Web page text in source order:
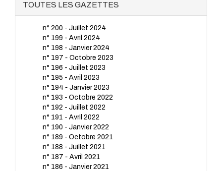
TOUTES LES GAZETTES
n° 200 - Juillet 2024
n° 199 - Avril 2024
n° 198 - Janvier 2024
n° 197 - Octobre 2023
n° 196 - Juillet 2023
n° 195 - Avril 2023
n° 194 - Janvier 2023
n° 193 - Octobre 2022
n° 192 - Juillet 2022
n° 191 - Avril 2022
n° 190 - Janvier 2022
n° 189 - Octobre 2021
n° 188 - Juillet 2021
n° 187 - Avril 2021
n° 186 - Janvier 2021